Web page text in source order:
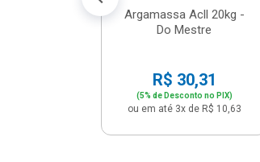
Argamassa Acll 20kg -
Do Mestre
R$ 30,31
(5% de Desconto no PIX)
ou em até 3x de R$ 10,63